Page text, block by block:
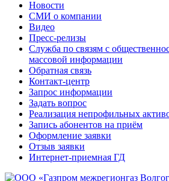
Новости
СМИ о компании
Видео
Пресс-релизы
Служба по связям с
массовой информации
Обратная связь
Контакт-центр
Запрос информации
Задать вопрос
Реализация непрофильных
Запись абонентов на приём
Оформление заявки
Отзыв заявки
Интернет-приемная ГД